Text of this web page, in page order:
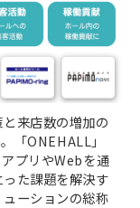
来店数の増加の
「ONEHALL」
プリやWebを通
た課題を解決す
ーションの総称